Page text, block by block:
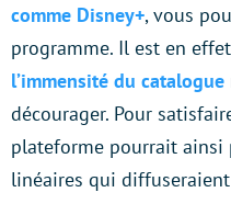
comme Disney+, vous
programme. Il est en
l’immensité du catalogue
décourager. Pour
plateforme pourrait ainsi
linéaires qui diffuseraient